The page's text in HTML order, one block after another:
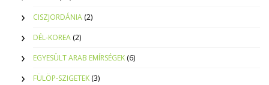
CISZJORDÁNIA (2)
DÉL-KOREA (2)
EGYESÜLT ARAB EMÍRSÉGEK (6)
FÜLÖP-SZIGETEK (3)